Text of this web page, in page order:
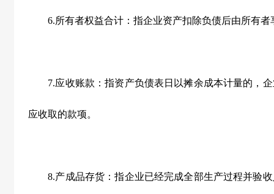
6.所有者权益合计：指企业资产扣除负债后由所有者
7.应收账款：指资产负债表日以摊余成本计量的，企
应收取的款项。
8.产成品存货：指企业已经完成全部生产过程并验收